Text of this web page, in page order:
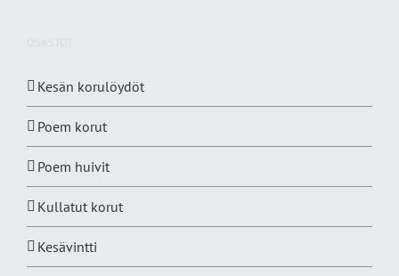
Kesän korulöydöt
Poem korut
Poem huivit
Kullatut korut
Kesävintti